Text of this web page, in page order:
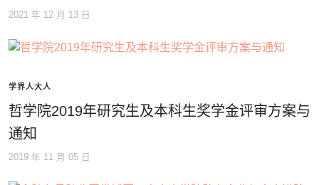
2021 年 12 月 13 日
学界人大人
哲学院2019年研究生及本科生奖学金评审方案与
通知
2019 年 11 月 05 日